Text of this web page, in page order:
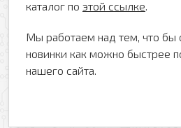
каталог по этой ссылке.
Мы работаем над тем, что бы
новинки как можно быстрее
нашего сайта.
персональных данных в
* — поля, обязательные для
Перезвоните мне
Согласен(-на) на получение
Я даю свое согласие на